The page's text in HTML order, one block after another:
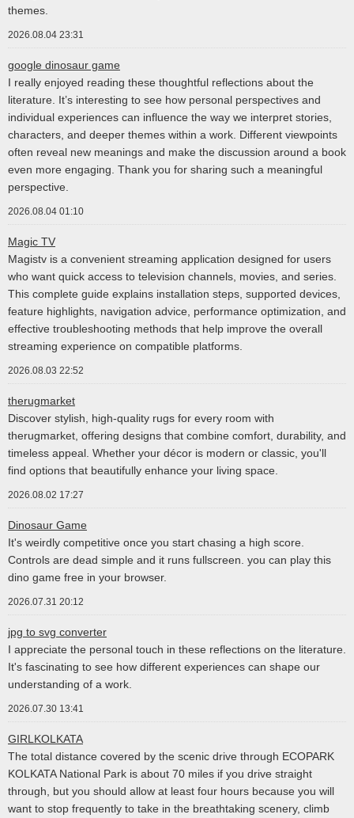
themes.
2026.08.04 23:31
google dinosaur game
I really enjoyed reading these thoughtful reflections about the
literature. It’s interesting to see how personal perspectives and
individual experiences can influence the way we interpret stories,
characters, and deeper themes within a work. Different viewpoints
often reveal new meanings and make the discussion around a book
even more engaging. Thank you for sharing such a meaningful
perspective.
2026.08.04 01:10
Magic TV
Magistv is a convenient streaming application designed for users
who want quick access to television channels, movies, and series.
This complete guide explains installation steps, supported devices,
feature highlights, navigation advice, performance optimization, and
effective troubleshooting methods that help improve the overall
streaming experience on compatible platforms.
2026.08.03 22:52
therugmarket
Discover stylish, high-quality rugs for every room with
therugmarket, offering designs that combine comfort, durability, and
timeless appeal. Whether your décor is modern or classic, you'll
find options that beautifully enhance your living space.
2026.08.02 17:27
Dinosaur Game
It's weirdly competitive once you start chasing a high score.
Controls are dead simple and it runs fullscreen. you can play this
dino game free in your browser.
2026.07.31 20:12
jpg to svg converter
I appreciate the personal touch in these reflections on the literature.
It's fascinating to see how different experiences can shape our
understanding of a work.
2026.07.30 13:41
GIRLKOLKATA
The total distance covered by the scenic drive through ECOPARK
KOLKATA National Park is about 70 miles if you drive straight
through, but you should allow at least four hours because you will
want to stop frequently to take in the breathtaking scenery, climb